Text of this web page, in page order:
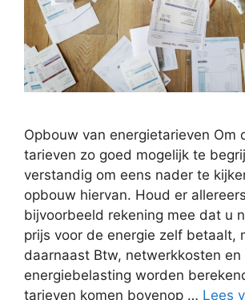
Opbouw van energietarieven Om
tarieven zo goed mogelijk te
verstandig om eens nader te
opbouw hiervan. Houd er
bijvoorbeeld rekening mee dat u
prijs voor de energie zelf betaalt,
daarnaast Btw, netwerkkosten en
energiebelasting worden
tarieven komen bovenop … Lees